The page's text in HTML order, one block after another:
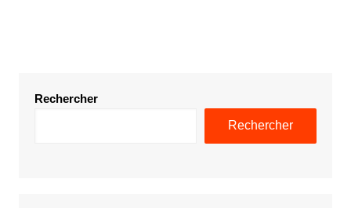
Rechercher
Rechercher